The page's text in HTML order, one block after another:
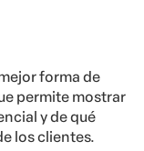
forma de
permite mostrar
y de qué
los clientes.